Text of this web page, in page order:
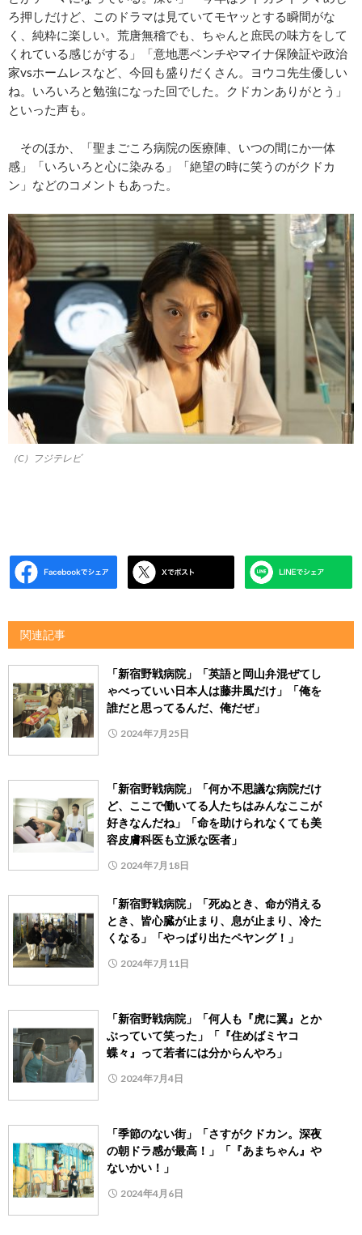
ろ押しだけど、このドラマは見ていてモヤッとする瞬間がな
く、純粋に楽しい。荒唐無稽でも、ちゃんと庶民の味方をして
くれている感じがする」「意地悪ベンチやマイナ保険証や政治
家vsホームレスなど、今回も盛りだくさん。ヨウコ先生優しい
ね。いろいろと勉強になった回でした。クドカンありがとう」
といった声も。
そのほか、「聖まごころ病院の医療陣、いつの間にか一体
感」「いろいろと心に染みる」「絶望の時に笑うのがクドカ
ン」などのコメントもあった。
（C）フジテレビ
関連記事
「新宿野戦病院」「英語と岡山弁混ぜてし
ゃべっていい日本人は藤井風だけ」「俺を
誰だと思ってるんだ、俺だぜ」
2024年7月25日
「新宿野戦病院」「何か不思議な病院だけ
ど、ここで働いてる人たちはみんなここが
好きなんだね」「命を助けられなくても美
容皮膚科医も立派な医者」
2024年7月18日
「新宿野戦病院」「死ぬとき、命が消える
とき、皆心臓が止まり、息が止まり、冷た
くなる」「やっぱり出たペヤング！」
2024年7月11日
「新宿野戦病院」「何人も『虎に翼』とか
ぶっていて笑った」「『住めばミヤコ
蝶々』って若者には分からんやろ」
2024年7月4日
「季節のない街」「さすがクドカン。深夜
の朝ドラ感が最高！」「『あまちゃん』や
ないかい！」
2024年4月6日